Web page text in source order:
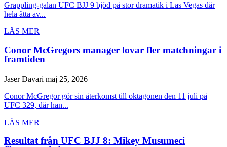
Grappling-galan UFC BJJ 9 bjöd på stor dramatik i Las Vegas där
hela åtta av...
LÄS MER
Conor McGregors manager lovar fler matchningar i
framtiden
Jaser Davari maj 25, 2026
Conor McGregor gör sin återkomst till oktagonen den 11 juli på
UFC 329, där han...
LÄS MER
Resultat från UFC BJJ 8: Mikey Musumeci